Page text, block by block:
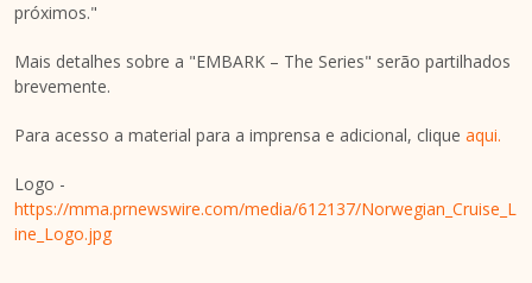
próximos."
Mais detalhes sobre a "EMBARK – The Series" serão partilhados
brevemente.
Para acesso a material para a imprensa e adicional, clique aqui.
Logo -
https://mma.prnewswire.com/media/612137/Norwegian_Cruise_L
ine_Logo.jpg